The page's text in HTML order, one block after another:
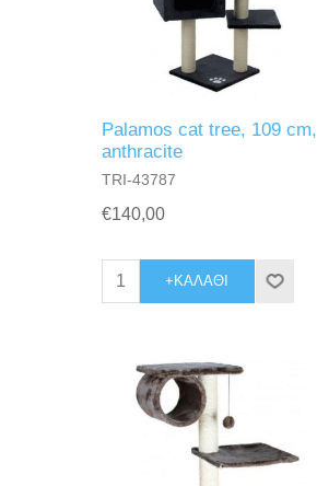
Palamos cat tree, 109 cm,
anthracite
TRI-43787
€140,00
+ΚΑΛΆΘΙ